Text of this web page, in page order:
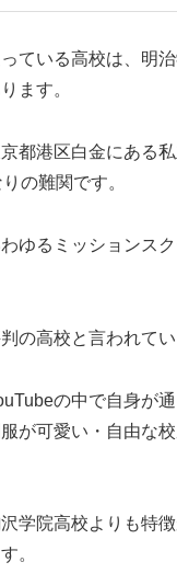
ている高校は、明
ます。
都港区白金にある私
の難関です。
ゆるミッションス
の高校と言われてい
の中で自身が通
が可愛い・自由な
学院高校よりも特徴
。